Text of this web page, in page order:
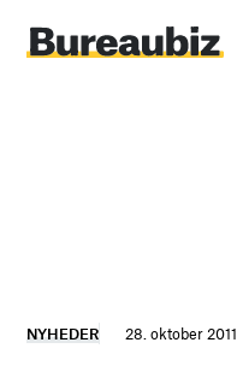
indhold
NYHEDER 28. oktober 2011